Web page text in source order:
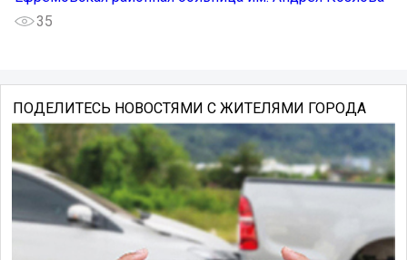
35
ПОДЕЛИТЕСЬ НОВОСТЯМИ С ЖИТЕЛЯМИ ГОРОДА